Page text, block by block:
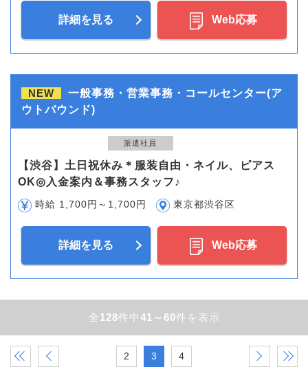
詳細を見る Web応募
NEW
一般事務・営業事務・コールセンター(ア
ウトバウンド)
派遣社員
【渋谷】土日祝休み＊服装自由・ネイル、ピアス
OK◎入金案内＆事務スタッフ♪
時給 1,700円～1,700円 東京都渋谷区
詳細を見る Web応募
全128件中41～60件を表示
« ‹ 2 3 4 › »